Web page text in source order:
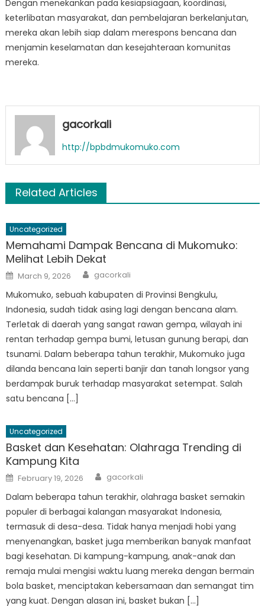
Dengan menekankan pada kesiapsiagaan, koordinasi,
keterlibatan masyarakat, dan pembelajaran berkelanjutan,
mereka akan lebih siap dalam merespons bencana dan
menjamin keselamatan dan kesejahteraan komunitas
mereka.
gacorkali
http://bpbdmukomuko.com
Related Articles
Uncategorized
Memahami Dampak Bencana di Mukomuko:
Melihat Lebih Dekat
Posted
on
March 9, 2026 Author
gacorkali
Mukomuko, sebuah kabupaten di Provinsi Bengkulu,
Indonesia, sudah tidak asing lagi dengan bencana alam.
Terletak di daerah yang sangat rawan gempa, wilayah ini
rentan terhadap gempa bumi, letusan gunung berapi, dan
tsunami. Dalam beberapa tahun terakhir, Mukomuko juga
dilanda bencana lain seperti banjir dan tanah longsor yang
berdampak buruk terhadap masyarakat setempat. Salah
satu bencana […]
Uncategorized
Basket dan Kesehatan: Olahraga Trending di
Kampung Kita
Posted
on
February 19, 2026 Author
gacorkali
Dalam beberapa tahun terakhir, olahraga basket semakin
populer di berbagai kalangan masyarakat Indonesia,
termasuk di desa-desa. Tidak hanya menjadi hobi yang
menyenangkan, basket juga memberikan banyak manfaat
bagi kesehatan. Di kampung-kampung, anak-anak dan
remaja mulai mengisi waktu luang mereka dengan bermain
bola basket, menciptakan kebersamaan dan semangat tim
yang kuat. Dengan alasan ini, basket bukan […]